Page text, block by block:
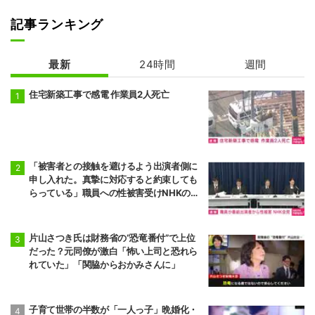
記事ランキング
最新 24時間 週間
住宅新築工事で感電 作業員2人死亡
「被害者との接触を避けるよう出演者側に
申し入れた。真摯に対応すると約束しても
らっている」職員への性被害受けNHKの対
片山さつき氏は財務省の“恐竜番付”で上位
だった？元同僚が激白「怖い上司と恐れら
れていた」「関脇からおかみさんに」
子育て世帯の半数が「一人っ子」晩婚化・